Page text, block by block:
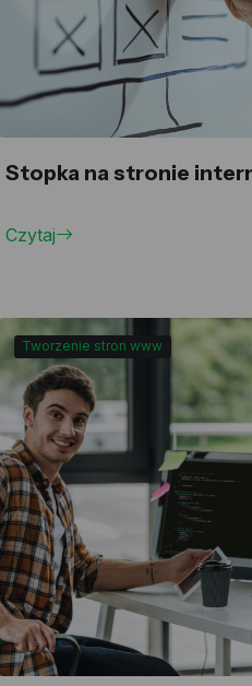
Stopka na stronie
Czytaj
Tworzenie stron www